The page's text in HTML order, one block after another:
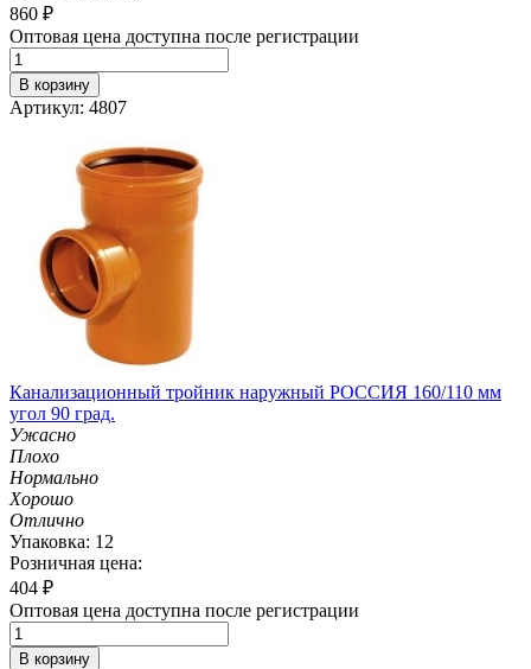
860 ₽
Оптовая цена доступна после регистрации
В корзину
Артикул: 4807
Канализационный тройник наружный РОССИЯ 160/110 мм
угол 90 град.
Ужасно
Плохо
Нормально
Хорошо
Отлично
Упаковка: 12
Розничная цена:
404 ₽
Оптовая цена доступна после регистрации
В корзину